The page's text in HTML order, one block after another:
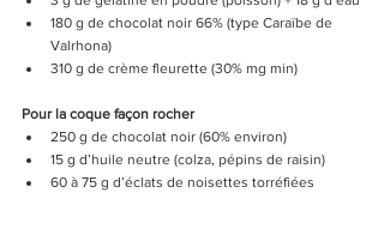
180 g de chocolat noir 66% (type Caraïbe de
Valrhona)
310 g de crème fleurette (30% mg min)
Pour la coque façon rocher
250 g de chocolat noir (60% environ)
15 g d’huile neutre (colza, pépins de raisin)
60 à 75 g d’éclats de noisettes torréfiées